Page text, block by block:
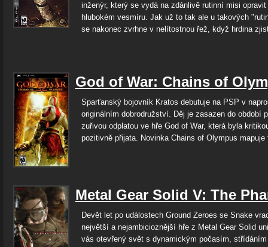
inženýr, který se vydá na zdánlivě rutinní misi
hlubokém vesmíru. Jak už to tak ale u takových
se nakonec zvrhne v nelítostnou řež, když hrdina
God of War: Chains of
Sparťanský bojovník Kratos debutuje na PSP v
originálním dobrodružství. Děj je zasazen do období
zuřivou odplatou ve hře God of War, která byla
pozitivně přijata. Novinka Chains of Olympus mapuje
Metal Gear Solid V: The
Devět let po událostech Ground Zeroes se Snake
největší a nejambicioznější hře z Metal Gear Solid
vás otevřený svět s dynamickým počasím, střídáním